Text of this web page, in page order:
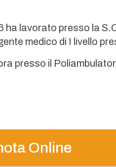
ha lavorato presso la
medico di I livello
presso il
Online